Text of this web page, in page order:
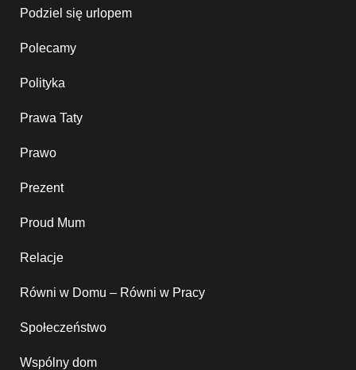
Podziel się urlopem
Polecamy
Polityka
Prawa Taty
Prawo
Prezent
Proud Mum
Relacje
Równi w Domu – Równi w Pracy
Społeczeństwo
Wspólny dom